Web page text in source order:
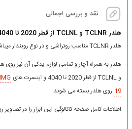
نقد و بررسی اجمالی
هلدر TCLNR و TCLNL از قطر 2020 تا 4040
هلدر TCLNR مناسب روتراشی و در نوع روبندار میباشد.
و TCLNL از قطر 2020 تا 4040 و اینسرت های
19 روی هلدر بسته می شوند.
اطلاعات کامل صفحه کاتالوگی این ابزار را در